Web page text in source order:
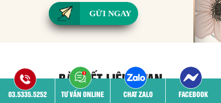
GỬI NGAY
BÀI VIẾT LIÊN QUAN
03.5335.5252 TƯ VẤN ONLINE CHAT ZALO FACEBOOK